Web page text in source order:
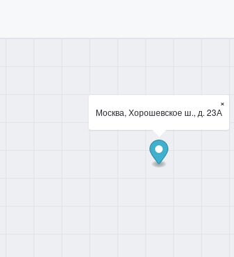
Москва, Хорошевское ш., д. 23А
×